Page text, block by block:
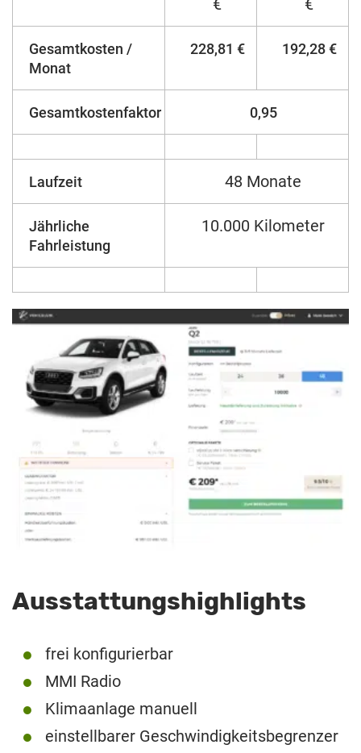
€ €
Gesamtkosten /
Monat
228,81 € 192,28 €
Gesamtkostenfaktor 0,95
Laufzeit 48 Monate
Jährliche
Fahrleistung
10.000 Kilometer
Ausstattungshighlights
frei konfigurierbar
MMI Radio
Klimaanlage manuell
einstellbarer Geschwindigkeitsbegrenzer